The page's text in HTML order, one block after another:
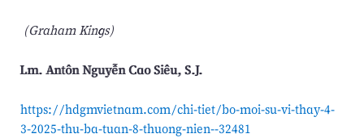
ㅤ ㅤ(Graham Kings)
Lm. Antôn Nguyễn Cao Siêu, S.J.
https://hdgmvietnam.com/chi-tiet/bo-moi-su-vi-thay-4-
3-2025-thu-ba-tuan-8-thuong-nien--32481